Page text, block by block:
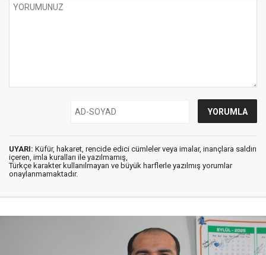
UYARI: Küfür, hakaret, rencide edici cümleler veya imalar, inançlara saldırı
içeren, imla kuralları ile yazılmamış,
Türkçe karakter kullanılmayan ve büyük harflerle yazılmış yorumlar
onaylanmamaktadır.